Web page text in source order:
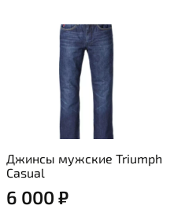
Джинсы мужские Triumph
Casual
6 000 ₽